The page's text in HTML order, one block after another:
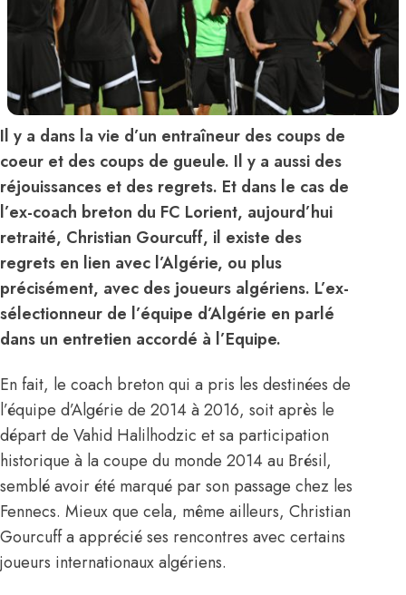
Il y a dans la vie d’un entraîneur des coups de
coeur et des coups de gueule. Il y a aussi des
réjouissances et des regrets. Et dans le cas de
l’ex-coach breton du FC Lorient, aujourd’hui
retraité, Christian Gourcuff, il existe des
regrets en lien avec l’Algérie, ou plus
précisément, avec des joueurs algériens. L’ex-
sélectionneur de l’équipe d’Algérie en parlé
dans un entretien accordé à l’Equipe.
En fait, le coach breton qui a pris les destinées de
l’équipe d’Algérie de 2014 à 2016, soit après le
départ de Vahid Halilhodzic et sa participation
historique à la coupe du monde 2014 au Brésil,
semblé avoir été marqué par son passage chez les
Fennecs. Mieux que cela, même ailleurs, Christian
Gourcuff a apprécié ses rencontres avec certains
joueurs internationaux algériens.